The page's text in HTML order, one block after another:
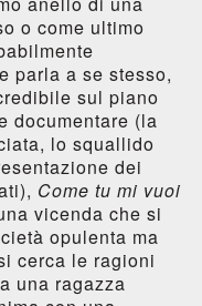
o come ultimo
parla a se stesso,
sul piano
documentare (la
lo squallido
dei
Come tu mi vuoi
vicenda che si
opulenta ma
cerca le ragioni
una ragazza